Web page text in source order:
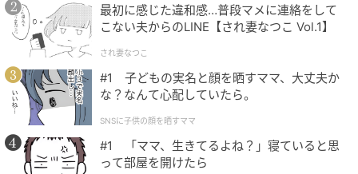
に尽力した功績を象徴している。小判型のもなかの皮
は8個分、極上のあんこは瓶入りで、自分で盛り付けて
食べる手作りタイプの最中となっている。
「小栗最中」は8個入1セットで価格は2,160円(税込)。
内容は、小判型もなか皮(16枚・8組分)、もなか餡(瓶
入り)だ。賞味期限は60日。
最初に感じた違和感…普段マメに連絡をして
こない夫からのLINE【され妻なつこ Vol.1】
され妻なつこ
#1 子どもの実名と顔を晒すママ、大丈夫か
な？なんて心配していたら。
SNSに子供の顔を晒すママ
#1 「ママ、生きてるよね？」寝ていると思
って部屋を開けたら